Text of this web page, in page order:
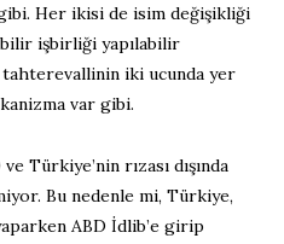
Her ikisi de isim değişikliği
işbirliği yapılabilir
iki ucunda yer
var gibi.
Türkiye’nin rızası dışında
Bu nedenle mi, Türkiye,
ABD İdlib’e girip